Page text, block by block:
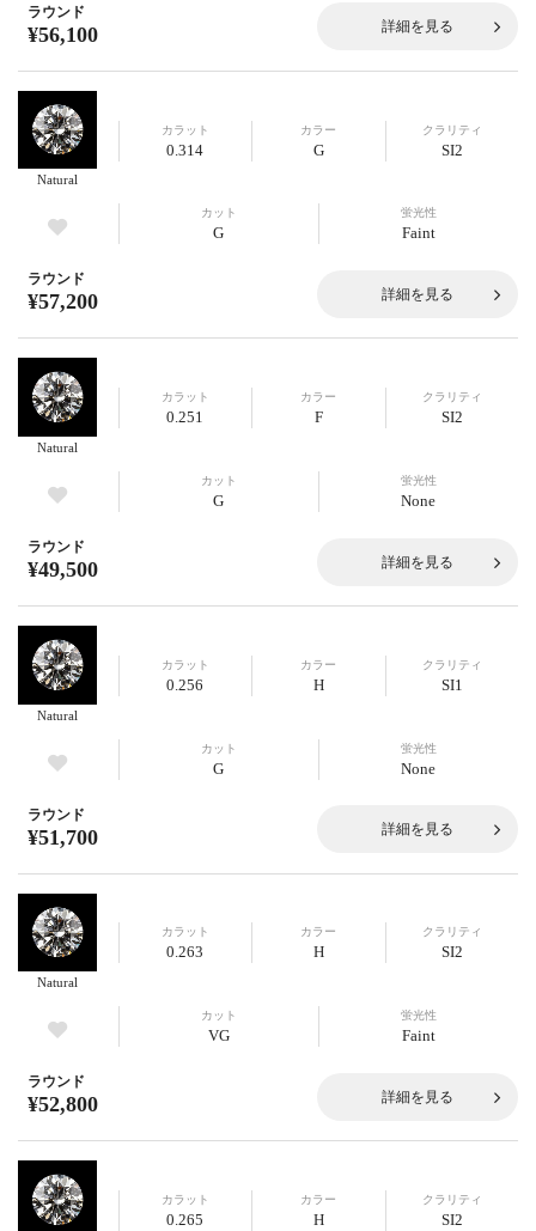
ラウンド
¥56,100 詳細を見る
Natural
カラット
0.314
カラー
G
クラリティ
SI2
カット
G
蛍光性
Faint
ラウンド
¥57,200 詳細を見る
Natural
カラット
0.251
カラー
F
クラリティ
SI2
カット
G
蛍光性
None
ラウンド
¥49,500 詳細を見る
Natural
カラット
0.256
カラー
H
クラリティ
SI1
カット
G
蛍光性
None
ラウンド
¥51,700 詳細を見る
Natural
カラット
0.263
カラー
H
クラリティ
SI2
カット
VG
蛍光性
Faint
ラウンド
¥52,800 詳細を見る
カラット
0.265
カラー
H
クラリティ
SI2